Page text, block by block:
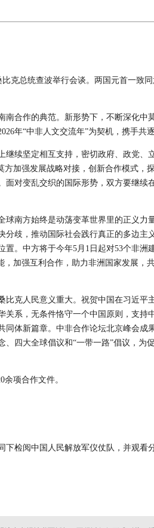
克总统查波举行会谈。两国元首一致
合作的典范。新形势下，不断深化中
年“中非人文交流年”为契机，携手共逐
续坚定相互支持，密切政府、政党、
加强发展战略对接，创新合作模式，
对变乱交织的国际形势，双方要继续
南方始终是动荡变革世界里的正义力
歧，推动国际社会践行真正的多边主
。中方将于今年5月1日起对53个非洲
加强互利合作，助力非洲国家发展，
克人民意义重大。祝贺中国在习近平
系，无条件恪守一个中国原则，支持
体新篇章。中非合作论坛北京峰会成
四大全球倡议和“一带一路”倡议，为
项合作文件。
检阅中国人民解放军仪仗队，并观看分